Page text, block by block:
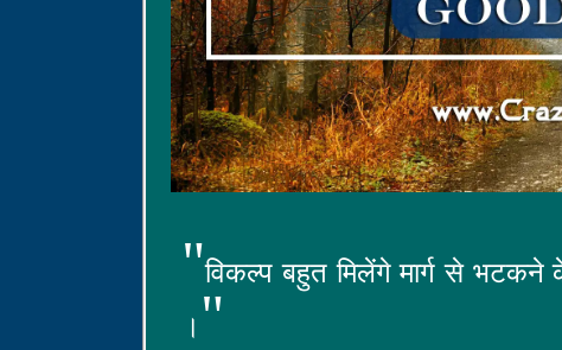
"विकल्प बहुत मिलेंगे मार्ग से
। "